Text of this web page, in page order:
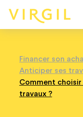
Financer son
Anticiper ses
Comment
travaux ?